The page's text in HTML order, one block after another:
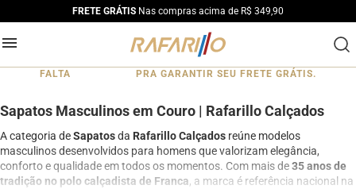
FRETE GRÁTIS Nas compras acima de R$ 349,90
FALTA PRA GARANTIR SEU FRETE GRÁTIS.
Sapatos Masculinos em Couro | Rafarillo Calçados
A categoria deSapatosda Rafarillo Calçados reúne modelos
masculinos desenvolvidos para homens que valorizam elegância,
conforto e qualidade em todos os momentos. Com mais de35 anos de
tradição no polo calçadista de Franca, a marca é referência nacional na